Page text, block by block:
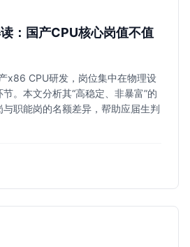
：国产CPU核心岗值不值
x86 CPU研发，岗位集中在物理设
。本文分析其“高稳定、非暴富”的
职能岗的名额差异，帮助应届生判